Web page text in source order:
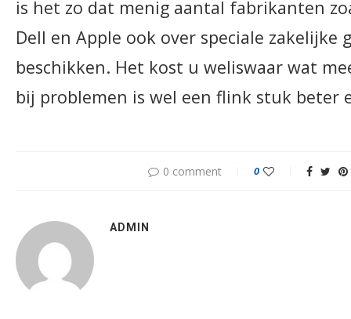
is het zo dat menig aantal fabrikanten
Dell en Apple ook over speciale zakelijke
beschikken. Het kost u weliswaar wat
bij problemen is wel een flink stuk beter
0 comment 0
ADMIN